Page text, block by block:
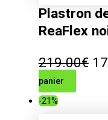
Plastron
ReaFlex
219.00€ Le
panier
-21%